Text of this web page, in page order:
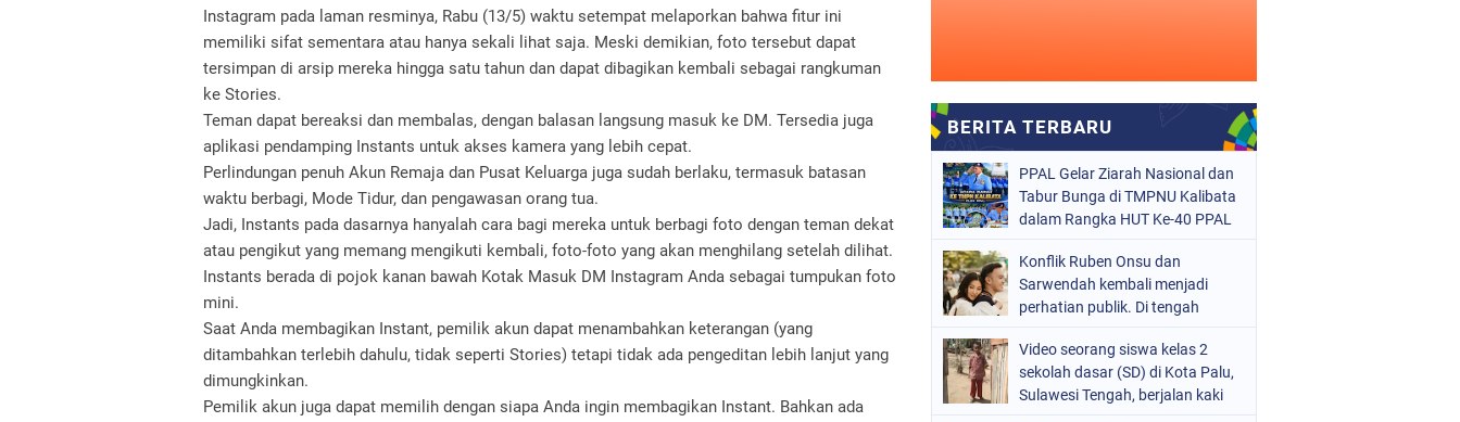
Instagram pada laman resminya, Rabu (13/5) waktu setempat melaporkan bahwa fitur ini
memiliki sifat sementara atau hanya sekali lihat saja. Meski demikian, foto tersebut dapat
tersimpan di arsip mereka hingga satu tahun dan dapat dibagikan kembali sebagai rangkuman
ke Stories.
Teman dapat bereaksi dan membalas, dengan balasan langsung masuk ke DM. Tersedia juga
aplikasi pendamping Instants untuk akses kamera yang lebih cepat.
Perlindungan penuh Akun Remaja dan Pusat Keluarga juga sudah berlaku, termasuk batasan
waktu berbagi, Mode Tidur, dan pengawasan orang tua.
Jadi, Instants pada dasarnya hanyalah cara bagi mereka untuk berbagi foto dengan teman dekat
atau pengikut yang memang mengikuti kembali, foto-foto yang akan menghilang setelah dilihat.
Instants berada di pojok kanan bawah Kotak Masuk DM Instagram Anda sebagai tumpukan foto
mini.
Saat Anda membagikan Instant, pemilik akun dapat menambahkan keterangan (yang
ditambahkan terlebih dahulu, tidak seperti Stories) tetapi tidak ada pengeditan lebih lanjut yang
dimungkinkan.
Pemilik akun juga dapat memilih dengan siapa Anda ingin membagikan Instant. Bahkan ada
PPAL Gelar Ziarah Nasional dan
Tabur Bunga di TMPNU Kalibata
dalam Rangka HUT Ke-40 PPAL
Konflik Ruben Onsu dan
Sarwendah kembali menjadi
perhatian publik. Di tengah
berjalan, kuasa hukum
Sarwendah
Video seorang siswa kelas 2
sekolah dasar (SD) di Kota Palu,
Sulawesi Tengah, berjalan kaki